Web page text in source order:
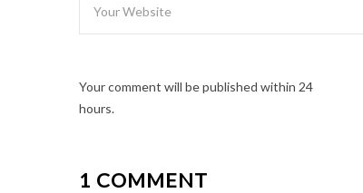
Your comment will be published within 24
hours.
1 COMMENT